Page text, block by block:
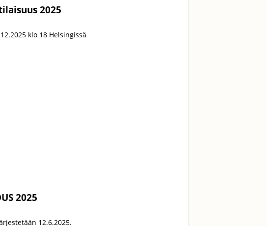
2025
klo 18 Helsingissä
2025
12.6.2025.